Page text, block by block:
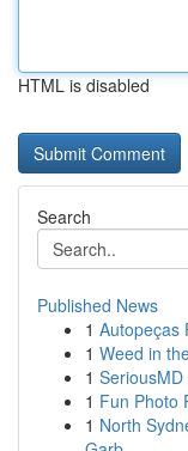
HTML is disabled
Search
Published News
1 Autopeças
1 Weed in
1
1 Fun Photo
1 North